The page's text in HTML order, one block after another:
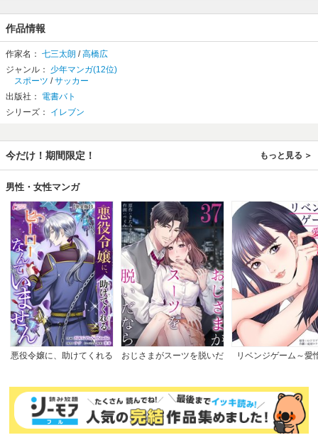
作品情報
作家名： 七三太朗 /高橋広
ジャンル： 少年マンガ(12位)
スポーツ /サッカー
出版社： 電書バト
シリーズ： イレブン
今だけ！期間限定！ もっと見る
男性・女性マンガ
悪役令嬢に、助けてくれる
おじさまがスーツを脱いだ
リベンジゲーム～愛